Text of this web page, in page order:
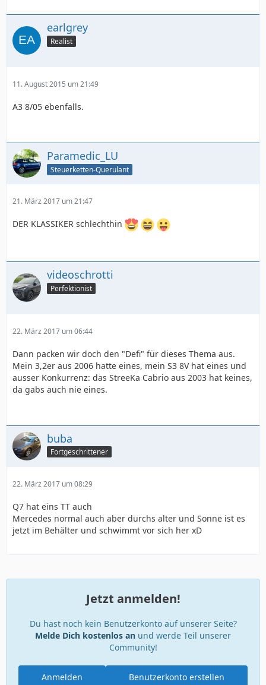
earlgrey
Realist
11. August 2015 um 21:49
A3 8/05 ebenfalls.
Paramedic_LU
Steuerketten-Querulant
21. März 2017 um 21:47
DER KLASSIKER schlechthin
videoschrotti
Perfektionist
22. März 2017 um 06:44
Dann packen wir doch den "Defi" für dieses Thema aus.
Mein 3,2er aus 2006 hatte eines, mein S3 8V hat eines und
ausser Konkurrenz: das StreeKa Cabrio aus 2003 hat keines,
da gabs auch nie eines.
buba
Fortgeschrittener
22. März 2017 um 08:29
Q7 hat eins TT auch
Mercedes normal auch aber durchs alter und Sonne ist es
jetzt im Behälter und schwimmt vor sich her xD
Jetzt anmelden!
Du hast noch kein Benutzerkonto auf unserer Seite?
Melde Dich kostenlos an und werde Teil unserer
Community!
Benutzerkonto erstellen
Anmelden